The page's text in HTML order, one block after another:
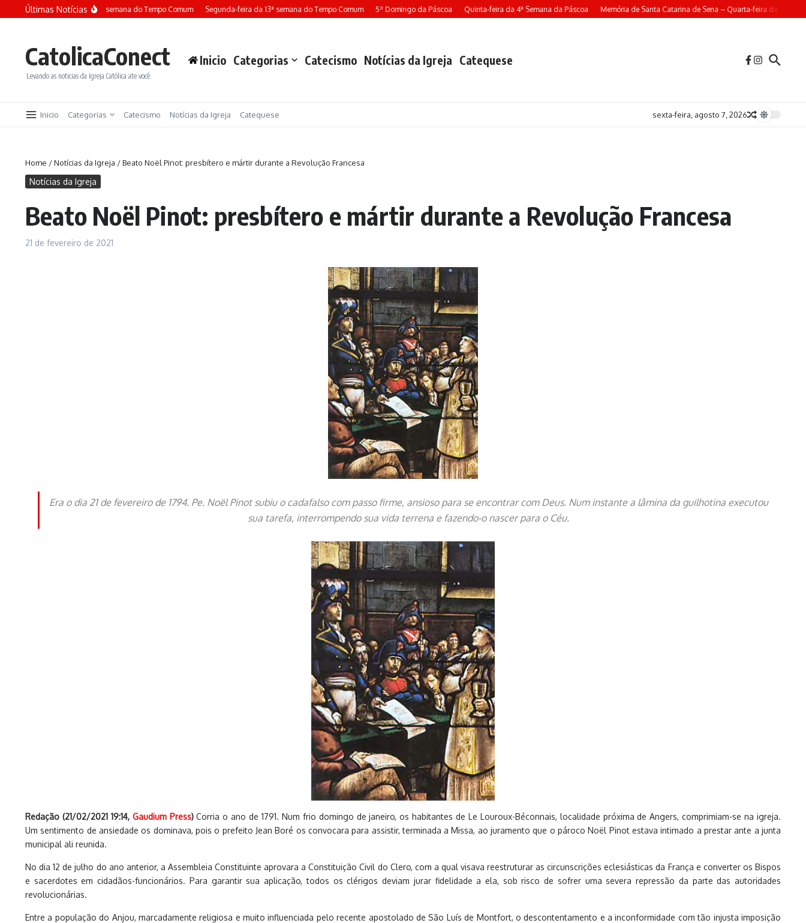
Ir para o conteúdo
Últimas Notícias
Terça-feira da 13ª semana do Tempo Comum Segunda-feira da 13ª semana do Tempo Comum 5º Domingo da Páscoa Quinta-feira da 4ª Semana da Páscoa Memória de Santa Catarina de Sena – Quarta-feira da 4ª Semana
CatolicaConect
Levando as noticias da Igreja Católica ate você.
Inicio Categorias Catecismo Notícias da Igreja Catequese
Inicio Categorias Catecismo Notícias da Igreja Catequese sexta-feira, agosto 7, 2026
Home /Notícias da Igreja /Beato Noël Pinot: presbítero e mártir durante a Revolução Francesa
Notícias da Igreja
Beato Noël Pinot: presbítero e mártir durante a Revolução Francesa
21 de fevereiro de 2021
Era o dia 21 de fevereiro de 1794. Pe. Noël Pinot subiu o cadafalso com passo firme, ansioso para se encontrar com Deus. Num instante a lâmina da guilhotina executou
sua tarefa, interrompendo sua vida terrena e fazendo-o nascer para o Céu.
Redação (21/02/2021 19:14, Gaudium Press)Corria o ano de 1791. Num frio domingo de janeiro, os habitantes de Le Louroux-Béconnais, localidade próxima de Angers, comprimiam-se na igreja.
Um sentimento de ansiedade os dominava, pois o prefeito Jean Boré os convocara para assistir, terminada a Missa, ao juramento que o pároco Noël Pinot estava intimado a prestar ante a junta
municipal ali reunida.
No dia 12 de julho do ano anterior, a Assembleia Constituinte aprovara a Constituição Civil do Clero, com a qual visava reestruturar as circunscrições eclesiásticas da França e converter os Bispos
e sacerdotes em cidadãos-funcionários. Para garantir sua aplicação, todos os clérigos deviam jurar fidelidade a ela, sob risco de sofrer uma severa repressão da parte das autoridades
revolucionárias.
Entre a população do Anjou, marcadamente religiosa e muito influenciada pelo recente apostolado de São Luís de Montfort, o descontentamento e a inconformidade com tão injusta imposição